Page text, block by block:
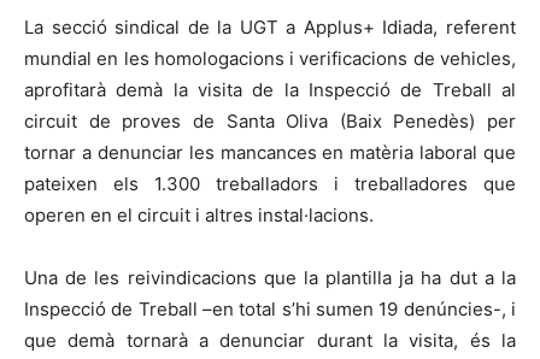
La secció sindical de la UGT a Applus+ Idiada, referent
mundial en les homologacions i verificacions de vehicles,
aprofitarà demà la visita de la Inspecció de Treball al
circuit de proves de Santa Oliva (Baix Penedès) per
tornar a denunciar les mancances en matèria laboral que
pateixen els 1.300 treballadors i treballadores que
operen en el circuit i altres instal·lacions.
Una de les reivindicacions que la plantilla ja ha dut a la
Inspecció de Treball –en total s’hi sumen 19 denúncies-, i
que demà tornarà a denunciar durant la visita, és la